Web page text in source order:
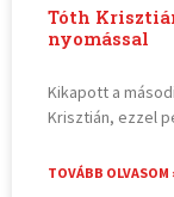
Tóth
nyomással
Kikapott a
Krisztián, ezzel
TOVÁBB OLVASOM